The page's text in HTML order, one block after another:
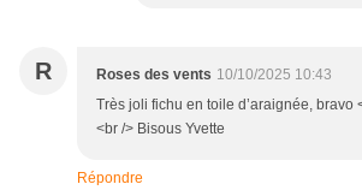
R Roses des vents 10/10/2025 10:43
Très joli fichu en toile d’araignée, bravo
<br /> Bisous Yvette
Répondre